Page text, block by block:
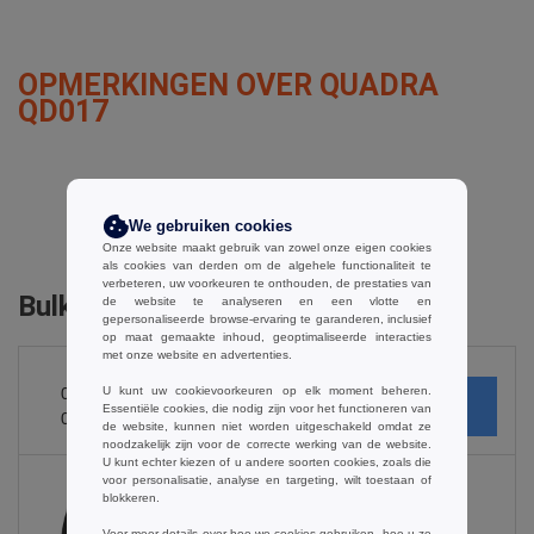
OPMERKINGEN OVER QUADRA
QD017
Bulk Orders
0 ARTIKELEN
€
0.00
We gebruiken cookies
Onze website maakt gebruik van zowel onze eigen cookies
als cookies van derden om de algehele functionaliteit te
verbeteren, uw voorkeuren te onthouden, de prestaties van
de website te analyseren en een vlotte en
gepersonaliseerde browse-ervaring te garanderen, inclusief
op maat gemaakte inhoud, geoptimaliseerde interacties
met onze website en advertenties.
U kunt uw cookievoorkeuren op elk moment beheren.
Essentiële cookies, die nodig zijn voor het functioneren van
de website, kunnen niet worden uitgeschakeld omdat ze
noodzakelijk zijn voor de correcte werking van de website.
U kunt echter kiezen of u andere soorten cookies, zoals die
voor personalisatie, analyse en targeting, wilt toestaan of
blokkeren.